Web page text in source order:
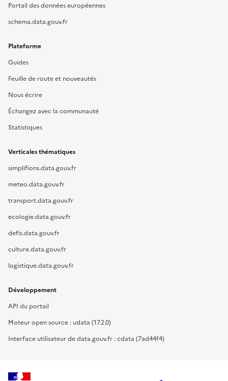
Portail des données européennes
schema.data.gouv.fr
Plateforme
Guides
Feuille de route et nouveautés
Nous écrire
Échangez avec la communauté
Statistiques
Verticales thématiques
simplifions.data.gouv.fr
meteo.data.gouv.fr
transport.data.gouv.fr
ecologie.data.gouv.fr
defis.data.gouv.fr
culture.data.gouv.fr
logistique.data.gouv.fr
Développement
API du portail
Moteur open source : udata (17.2.0)
Interface utilisateur de data.gouv.fr : cdata (7ad44f4)